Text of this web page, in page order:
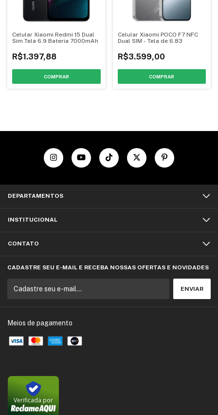
Celular Xiaomi Redmi 15 Dual
Sim Tela 6.9 Bateria 7000mAh
R$1.397,88
COMPRAR
Celular Xiaomi POCO F7 NFC
Dual SIM - Tela de 6.83
R$3.599,00
COMPRAR
DEPARTAMENTOS
INSTITUCIONAL
CONTATO
CADASTRE SEU E-MAIL E RECEBA NOSSAS OFERTAS E NOVIDADES
Meios de pagamento
Verificada por